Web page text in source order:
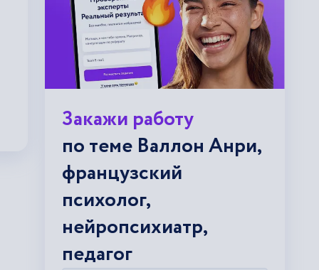
Закажи работу
по теме Валлон Анри,
французский
психолог,
нейропсихиатр,
педагог